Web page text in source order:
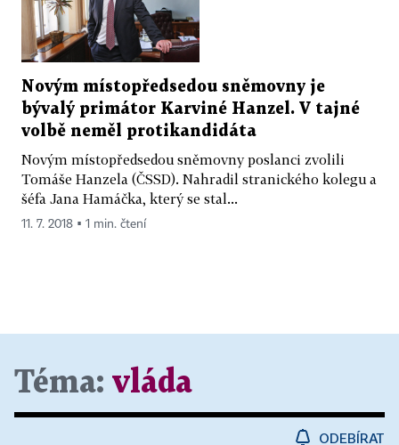
Novým místopředsedou sněmovny je
bývalý primátor Karviné Hanzel. V tajné
volbě neměl protikandidáta
Novým místopředsedou sněmovny poslanci zvolili
Tomáše Hanzela (ČSSD). Nahradil stranického kolegu a
šéfa Jana Hamáčka, který se stal...
11. 7. 2018 ▪ 1 min. čtení
Téma: vláda
ODEBÍRAT